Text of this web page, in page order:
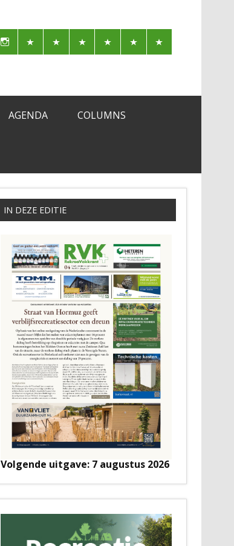
AGENDA COLUMNS
IN DEZE EDITIE
Volgende uitgave: 7 augustus 2026